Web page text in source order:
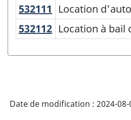
Système
de
l'Amérique
532111
Location
Location
532112 Location à
Location à
Date de modification : 2024-08-